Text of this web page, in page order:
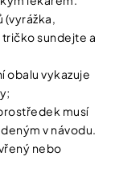
(vyrážka,
sundejte a
obalu vykazuje
musí
v návodu.
nebo